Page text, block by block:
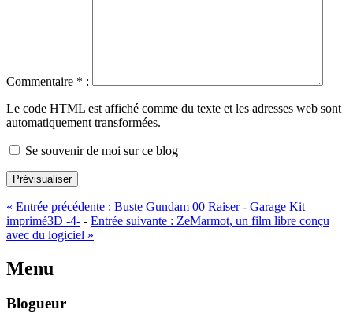
Commentaire * :
Le code HTML est affiché comme du texte et les adresses web sont
automatiquement transformées.
Se souvenir de moi sur ce blog
Prévisualiser
« Entrée précédente : Buste Gundam 00 Raiser - Garage Kit
imprimé3D -4- - Entrée suivante : ZeMarmot, un film libre conçu
avec du logiciel »
Menu
Blogueur